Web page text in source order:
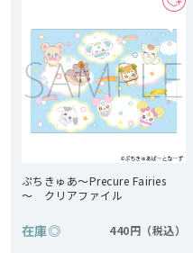
ぷちきゅあ～Precure Fairies
～ クリアファイル
在庫◎ 440円